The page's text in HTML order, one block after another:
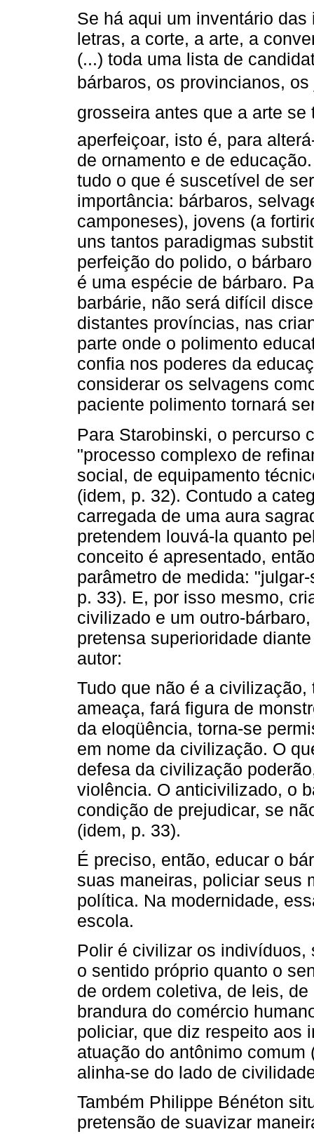
Se há aqui um inventário
letras, a corte, a arte, a
(...) toda uma lista de
bárbaros, os provincianos, os
grosseira antes que a arte
aperfeiçoar, isto é, para
de ornamento e de
tudo o que é suscetível de
importância: bárbaros,
camponeses), jovens (a
uns tantos paradigmas
perfeição do polido, o
é uma espécie de bárbaro.
barbárie, não será difícil
distantes províncias, nas
parte onde o polimento
confia nos poderes da
considerar os selvagens
paciente polimento tornará
Para Starobinski, o percurso
"processo complexo de
social, de equipamento
(idem, p. 32). Contudo a
carregada de uma aura
pretendem louvá-la quanto
conceito é apresentado,
parâmetro de medida:
p. 33). E, por isso mesmo,
civilizado e um outro-
pretensa superioridade
autor:
Tudo que não é a
ameaça, fará figura de
da eloqüência, torna-se
em nome da civilização. O
defesa da civilização
violência. O anticivilizado, o
condição de prejudicar, se
(idem, p. 33).
É preciso, então, educar o
suas maneiras, policiar seus
política. Na modernidade,
escola.
Polir é civilizar os indivíduos,
o sentido próprio quanto o
de ordem coletiva, de leis,
brandura do comércio
policiar, que diz respeito aos
atuação do antônimo
alinha-se do lado de
Também Philippe Bénéton
pretensão de suavizar